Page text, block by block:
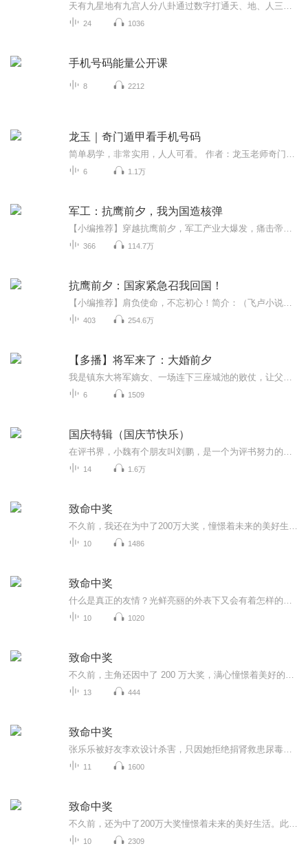
24 1036
手机号码能量公开课
8 2212
龙玉｜奇门遁甲看手机号码
6 1.1万
军工：抗鹰前夕，我为国造核弹
366 114.7万
抗鹰前夕：国家紧急召我回国！
403 254.6万
【多播】将军来了：大婚前夕
6 1509
国庆特辑（国庆节快乐）
14 1.6万
致命中奖
10 1486
致命中奖
10 1020
致命中奖
13 444
致命中奖
11 1600
致命中奖
10 2309